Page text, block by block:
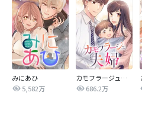
みにあひ
5,582万
カモフラージュ夫婦
686.2万